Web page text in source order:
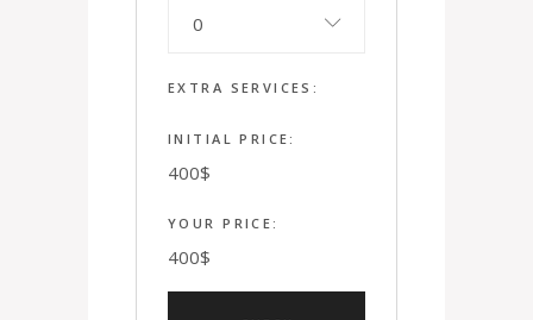
0
EXTRA SERVICES:
INITIAL PRICE:
400$
YOUR PRICE:
400$